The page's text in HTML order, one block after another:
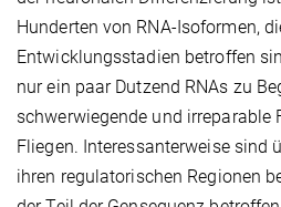
Hunderten von RNA-Isoformen,
Entwicklungsstadien betroffen
nur ein paar Dutzend RNAs zu
schwerwiegende und irreparable
Fliegen. Interessanterweise sind
ihren regulatorischen Regionen